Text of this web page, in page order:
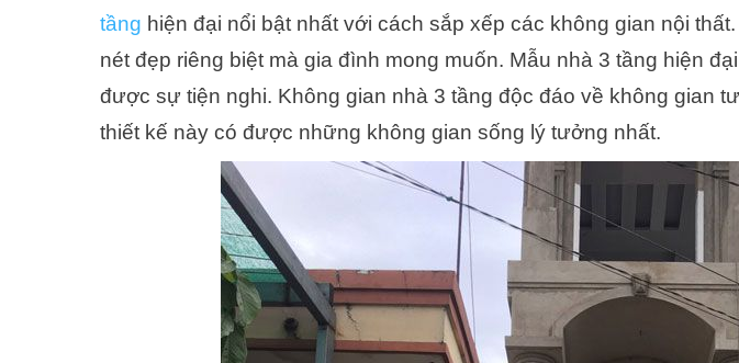
tầng hiện đại nổi bật nhất với cách sắp xếp các không gian nội
nét đẹp riêng biệt mà gia đình mong muốn. Mẫu nhà 3 tầng hiện
được sự tiện nghi. Không gian nhà 3 tầng độc đáo về không gian
thiết kế này có được những không gian sống lý tưởng nhất.